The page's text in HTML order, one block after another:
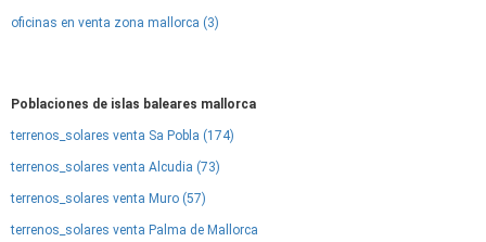
oficinas en venta zona mallorca (3)
Poblaciones de islas baleares mallorca
terrenos_solares venta Sa Pobla (174)
terrenos_solares venta Alcudia (73)
terrenos_solares venta Muro (57)
terrenos_solares venta Palma de Mallorca